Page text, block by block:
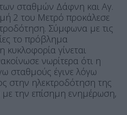
σταθμών Δάφνη και Αγ.
2 του Μετρό προκάλεσε
Σύμφωνα με τις
το πρόβλημα
κυκλοφορία γίνεται
νωρίτερα ότι η
σταθμούς έγινε λόγω
στην ηλεκτροδότηση της
την επίσημη ενημέρωση,